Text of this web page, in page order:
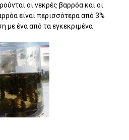
οι νεκρές βαρρόα και οι
είναι περισσότερα από 3%
με ένα από τα εγκεκριμένα